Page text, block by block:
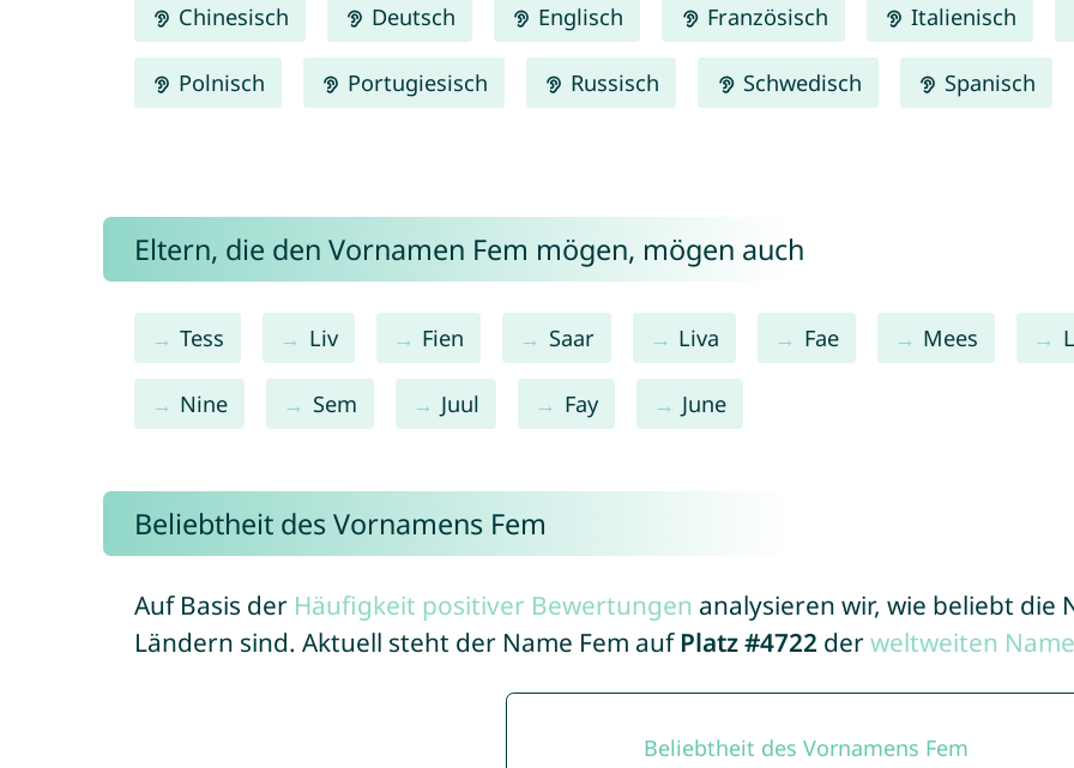
Chinesisch Deutsch Englisch Französisch Italienisch
Polnisch Portugiesisch Russisch Schwedisch Spanisch
Eltern, die den Vornamen Fem mögen, mögen auch
Tess Liv Fien Saar Liva Fae Mees
Nine Sem Juul Fay June
Beliebtheit des Vornamens Fem
Auf Basis der Häufigkeit positiver Bewertungen analysieren wir, wie beliebt die
Ländern sind. Aktuell steht der Name Fem auf Platz #4722 derweltweiten